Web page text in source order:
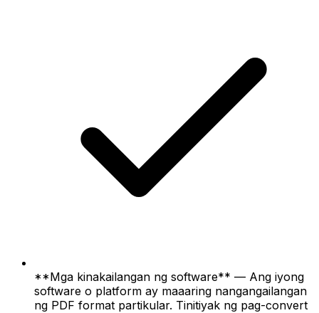
**Mga kinakailangan ng software** — Ang iyong
software o platform ay maaaring nangangailangan
ng PDF format partikular. Tinitiyak ng pag-convert